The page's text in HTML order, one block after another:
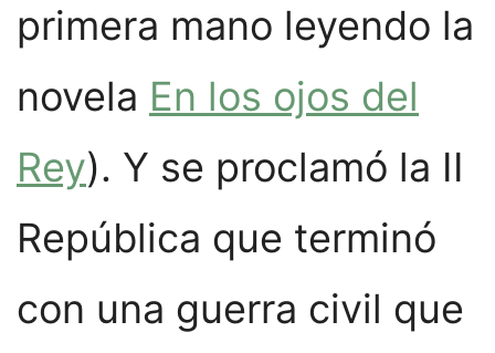
primera mano leyendo la
novela En los ojos del
Rey). Y se proclamó la II
República que terminó
con una guerra civil que